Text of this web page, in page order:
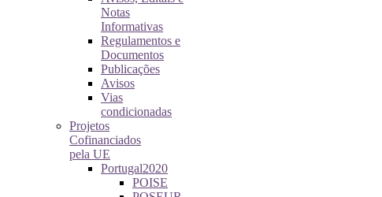
Notas
Informativas
Regulamentos e
Documentos
Publicações
Avisos
Vias
condicionadas
Projetos
Cofinanciados
pela UE
Portugal2020
POISE